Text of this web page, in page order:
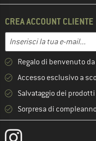
CREA ACCOUNT CLIENTE
Indirizzo e-mail
Inserisci qui il tuo indirizzo
Regalo di benvenuto
Accesso esclusivo a
Salvataggio dei
Sorpresa di